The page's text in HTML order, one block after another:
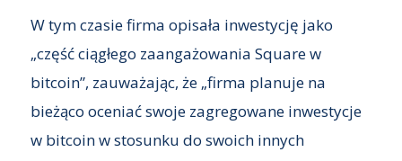
W tym czasie firma opisała inwestycję jako
„część ciągłego zaangażowania Square w
bitcoin”, zauważając, że „firma planuje na
bieżąco oceniać swoje zagregowane inwestycje
w bitcoin w stosunku do swoich innych